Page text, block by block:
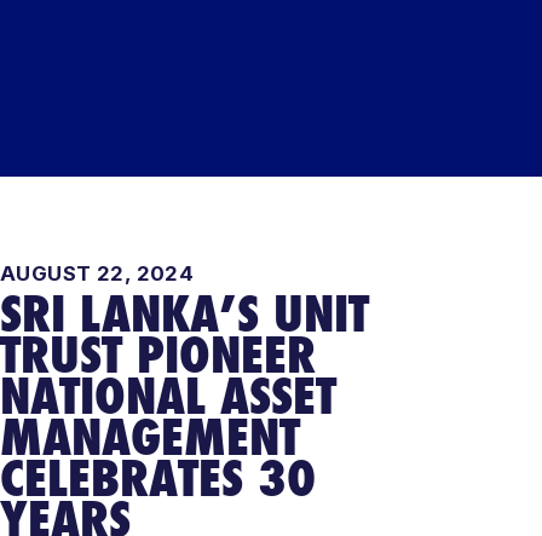
AUGUST 22, 2024
SRI LANKA’S UNIT
TRUST PIONEER
NATIONAL ASSET
MANAGEMENT
CELEBRATES 30
YEARS